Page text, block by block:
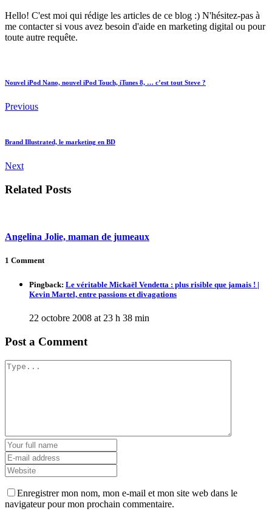
Hello! C'est moi qui rédige les articles de ce blog :) N'hésitez-pas à
me contacter si vous avez besoin d'aide en marketing digital ou pour
toute autre requête.
Nouvel iPod Nano, nouvel iPod Touch, iTunes 8, … c’est tout Steve ?
Previous
Brand Illustrated, le marketing en BD
Next
Related Posts
Angelina Jolie, maman de jumeaux
1 Comment
Pingback: Le véritable Mickaël Vendetta : plus risible que jamais ! |
Kevin Martel, entre passions et divagations
22 octobre 2008 at 23 h 38 min
Post a Comment
Enregistrer mon nom, mon e-mail et mon site web dans le
navigateur pour mon prochain commentaire.